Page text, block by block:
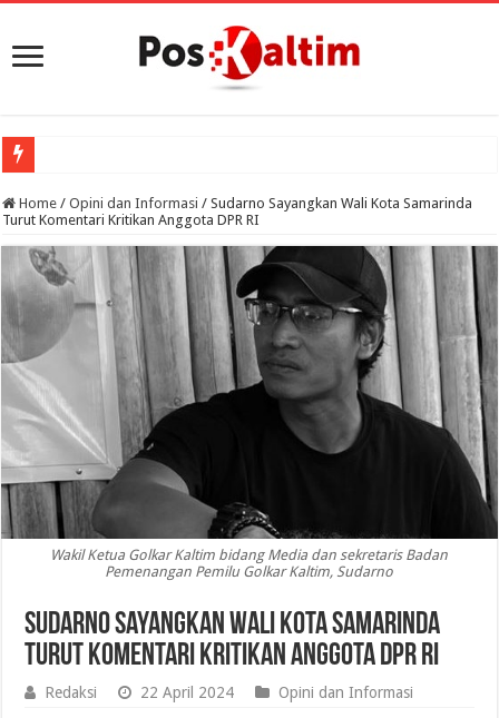
Home / Opini dan Informasi / Sudarno Sayangkan Wali Kota Samarinda
Turut Komentari Kritikan Anggota DPR RI
Wakil Ketua Golkar Kaltim bidang Media dan sekretaris Badan
Pemenangan Pemilu Golkar Kaltim, Sudarno
Sudarno Sayangkan Wali Kota Samarinda
Turut Komentari Kritikan Anggota DPR RI
Redaksi 22 April 2024 Opini dan Informasi